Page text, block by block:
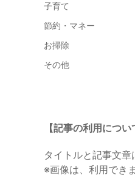
子育て
節約・マネー
お掃除
その他
【記事の利用につい
タイトルと記事文
※画像は、利用でき